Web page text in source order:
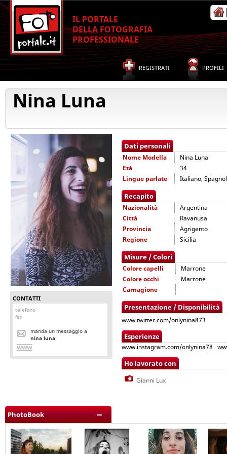
IL PORTALE
DELLA FOTOGRAFIA
PROFESSIONALE
REGISTRATI PROFILI
Nina Luna
CONTATTI
telefono
fax
manda un messaggio a
nina luna
Dati personali
Nome Modella
Nina Luna
Età
34
Lingue parlate
Italiano,
Recapito
Nazionalità
Argentina
Città
Ravanusa
Provincia
Agrigento
Regione
Sicilia
Misure / Colori
Colore capelli
Marrone
Colore occhi
Marrone
Carnagione
Presentazione / Disponibilità
www.twitter.com/onlynina873
Esperienze
www.instagram.com/onlynina78
Ho lavorato con
Gianni Lux
PhotoBook